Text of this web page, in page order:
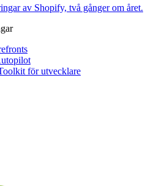
av Shopify, två gånger om året.
för utvecklare